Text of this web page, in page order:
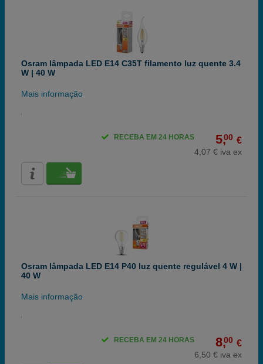
Osram lâmpada LED E14 C35T filamento luz quente 3.4
W | 40 W
Mais informação
5,00 €
4,07 € iva ex
RECEBA EM 24 HORAS
Osram lâmpada LED E14 P40 luz quente regulável 4 W |
40 W
Mais informação
8,00 €
6,50 € iva ex
RECEBA EM 24 HORAS